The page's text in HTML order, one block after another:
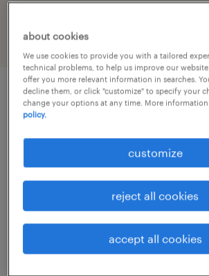
other
job details
Randstad Italia, per importante
da inserire come:
OPERAIO ALIMENTARE
about cookies
We use cookies to provide you with a tailored
technical problems, to help us improve our
offer you more relevant information in searches.
decline them, or click "customize" to specify your
change your options at any time. More
policy.
customize
reject all cookies
accept all cookies